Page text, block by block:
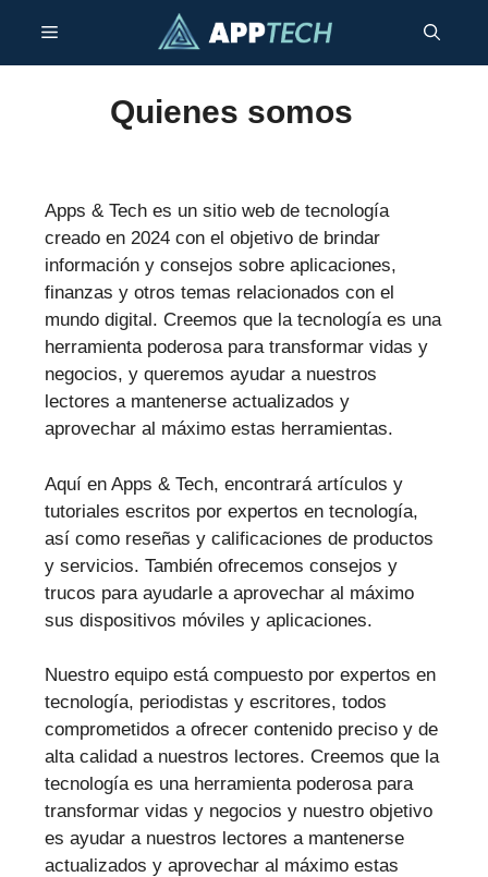
contenido
Menú
Quienes somos
Apps & Tech es un sitio web de tecnología
creado en 2024 con el objetivo de brindar
información y consejos sobre aplicaciones,
finanzas y otros temas relacionados con el
mundo digital. Creemos que la tecnología es una
herramienta poderosa para transformar vidas y
negocios, y queremos ayudar a nuestros
lectores a mantenerse actualizados y
aprovechar al máximo estas herramientas.
Aquí en Apps & Tech, encontrará artículos y
tutoriales escritos por expertos en tecnología,
así como reseñas y calificaciones de productos
y servicios. También ofrecemos consejos y
trucos para ayudarle a aprovechar al máximo
sus dispositivos móviles y aplicaciones.
Nuestro equipo está compuesto por expertos en
tecnología, periodistas y escritores, todos
comprometidos a ofrecer contenido preciso y de
alta calidad a nuestros lectores. Creemos que la
tecnología es una herramienta poderosa para
transformar vidas y negocios y nuestro objetivo
es ayudar a nuestros lectores a mantenerse
actualizados y aprovechar al máximo estas